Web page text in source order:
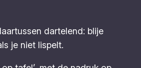
dartelend: blije
je niet lispelt.